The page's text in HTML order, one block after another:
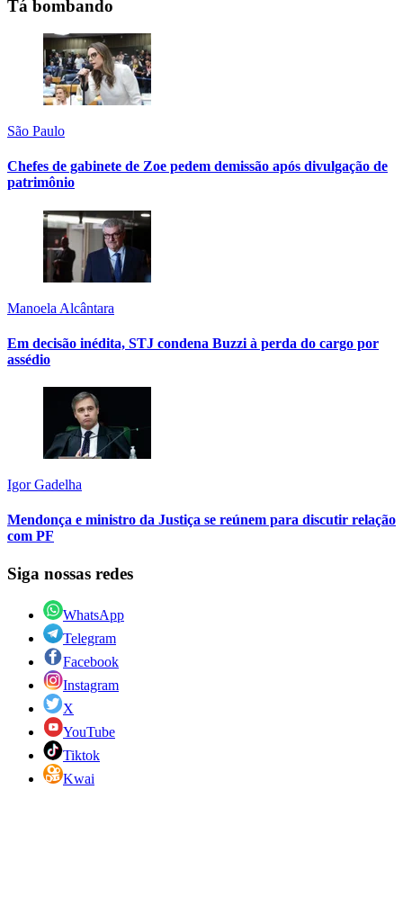
Tá bombando
São Paulo
Chefes de gabinete de Zoe pedem demissão após divulgação de
patrimônio
Manoela Alcântara
Em decisão inédita, STJ condena Buzzi à perda do cargo por
assédio
Igor Gadelha
Mendonça e ministro da Justiça se reúnem para discutir relação
com PF
Siga nossas redes
WhatsApp
Telegram
Facebook
Instagram
X
YouTube
Tiktok
Kwai